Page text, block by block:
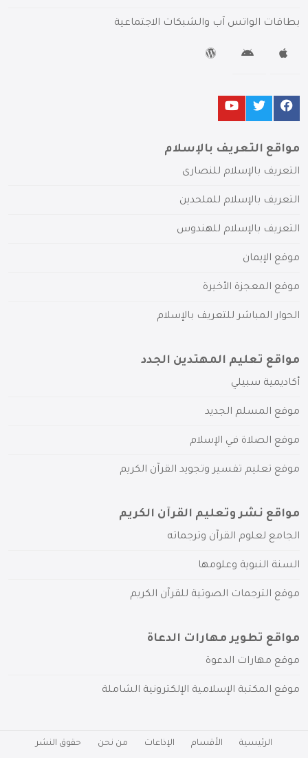
بطاقات الواتس آب والشبكات الاجتماعية
مواقع التعريف بالإسلام
التعريف بالإسلام للنصارى
التعريف بالإسلام للملحدين
التعريف بالإسلام للهندوس
موقع الإيمان
موقع المعجزة الأخيرة
الحوار المباشر للتعريف بالإسلام
مواقع تعليم المهتدين الجدد
أكاديمية سبيلي
موقع المسلم الجديد
موقع الصلاة في الإسلام
موقع تعليم تفسير وتجويد القرآن الكريم
مواقع نشر وتعليم القرآن الكريم
الجامع لعلوم القرآن وترجماته
السنة النبوية وعلومها
موقع الترجمات الصوتية للقرآن الكريم
مواقع تطوير مهارات الدعاة
موقع مهارات الدعوة
موقع المكتبة الإسلامية الإلكترونية الشاملة
الرئيسية الأقسام الإذاعات من نحن حقوق النشر